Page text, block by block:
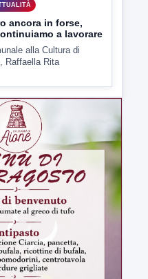
ancora in forse,
a lavorare
alla Cultura di
Raffaella Rita